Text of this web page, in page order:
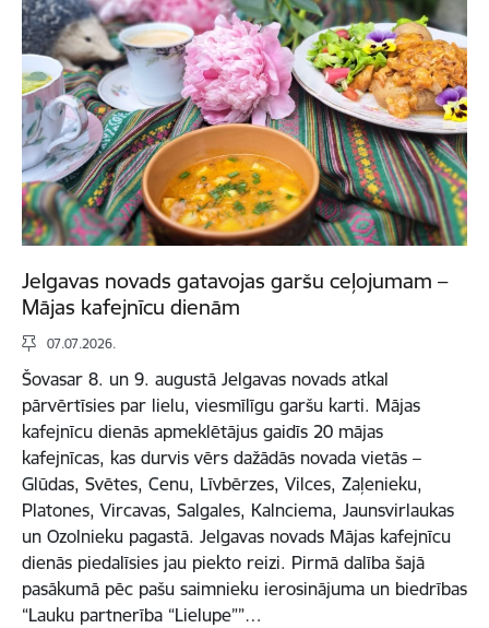
Jelgavas novads gatavojas garšu ceļojumam –
Mājas kafejnīcu dienām
07.07.2026.
Šovasar 8. un 9. augustā Jelgavas novads atkal
pārvērtīsies par lielu, viesmīlīgu garšu karti. Mājas
kafejnīcu dienās apmeklētājus gaidīs 20 mājas
kafejnīcas, kas durvis vērs dažādās novada vietās –
Glūdas, Svētes, Cenu, Līvbērzes, Vilces, Zaļenieku,
Platones, Vircavas, Salgales, Kalnciema, Jaunsvirlaukas
un Ozolnieku pagastā. Jelgavas novads Mājas kafejnīcu
dienās piedalīsies jau piekto reizi. Pirmā dalība šajā
pasākumā pēc pašu saimnieku ierosinājuma un biedrības
“Lauku partnerība “Lielupe””…